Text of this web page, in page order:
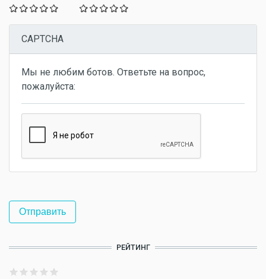
CAPTCHA
Мы не любим ботов. Ответьте на вопрос,
пожалуйста:
РЕЙТИНГ